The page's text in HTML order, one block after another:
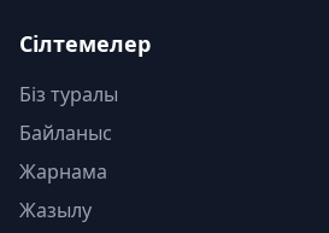
Сілтемелер
Біз туралы
Байланыс
Жарнама
Жазылу